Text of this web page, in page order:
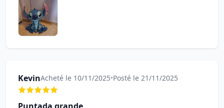
KevinAcheté le 10/11/2025•Posté le 21/11/2025